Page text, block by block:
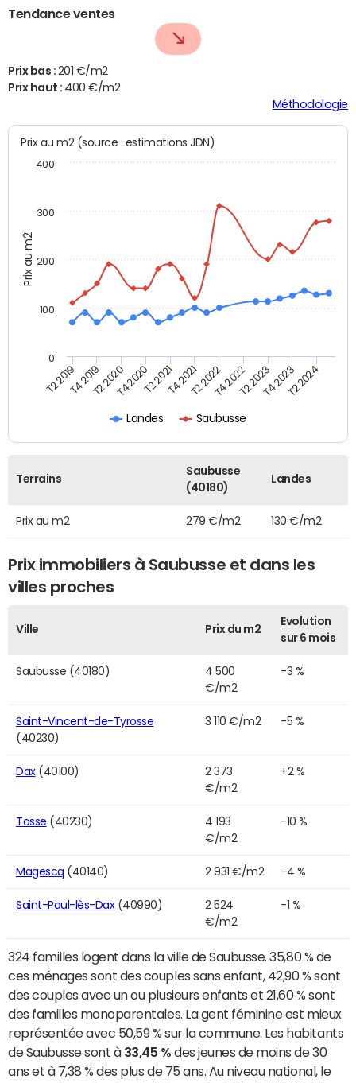
Tendance ventes
Prix bas : 201 €/m2
Prix haut : 400 €/m2
Méthodologie
Prix au m2
Prix au m2 (source : estimations JDN)
Landes Saubusse
T2 2019T4 2019T2 2020T4 2020T2 2021T4 2021T2 2022T4 2022T2 2023T4 2023T2 2024
100
200
300
0
400
Terrains
Saubusse
(40180)
Landes
Prix au m2 279 €/m2 130 €/m2
Prix immobiliers à Saubusse et dans les
villes proches
Ville Prix du m2
Evolution
sur 6 mois
Saubusse (40180)
4 500
€/m2
-3 %
Saint-Vincent-de-Tyrosse
(40230)
3 110 €/m2 -5 %
Dax(40100)
2 373
€/m2
+2 %
Tosse (40230)
4 193
€/m2
-10 %
Magescq (40140) 2 931 €/m2 -4 %
Saint-Paul-lès-Dax(40990)
2 524
€/m2
-1 %
324 familles logent dans la ville de Saubusse. 35,80 % de
ces ménages sont des couples sans enfant, 42,90 % sont
des couples avec un ou plusieurs enfants et 21,60 % sont
des familles monoparentales. La gent féminine est mieux
représentée avec 50,59 % sur la commune. Les habitants
de Saubusse sont à 33,45 % des jeunes de moins de 30
ans et à 7,38 % des plus de 75 ans. Au niveau national, le